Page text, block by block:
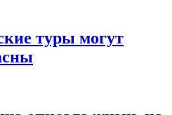
туры могут